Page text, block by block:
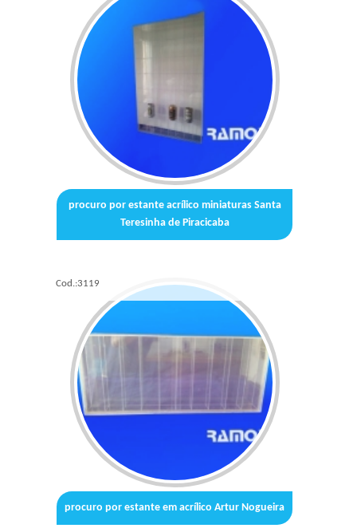
procuro por estante acrílico miniaturas Santa
Teresinha de Piracicaba
Cod.:3119
procuro por estante em acrílico Artur Nogueira